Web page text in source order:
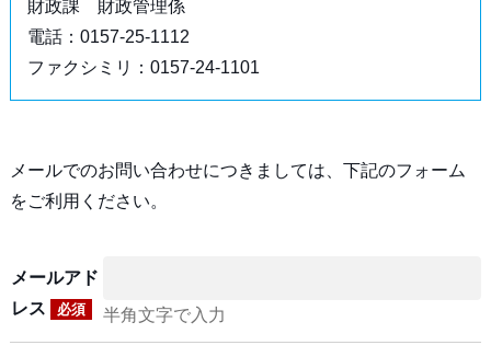
財政課 財政管理係
電話：0157-25-1112
ファクシミリ：0157-24-1101
メールでのお問い合わせにつきましては、下記のフォーム
をご利用ください。
メールアド
レス
必須 半角文字で入力